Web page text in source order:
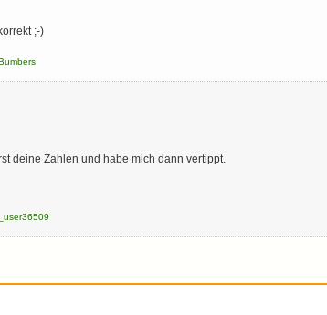
;-)
deine Zahlen und habe mich dann vertippt.
_user36509